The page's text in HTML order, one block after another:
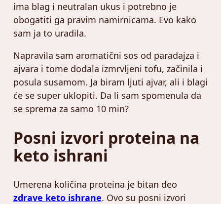
ima blag i neutralan ukus i potrebno je
obogatiti ga pravim namirnicama. Evo kako
sam ja to uradila.
Napravila sam aromatični sos od paradajza i
ajvara i tome dodala izmrvljeni tofu, začinila i
posula susamom. Ja biram ljuti ajvar, ali i blagi
će se super uklopiti. Da li sam spomenula da
se sprema za samo 10 min?
Posni izvori proteina na
keto ishrani
Umerena količina proteina je bitan deo
zdrave keto ishrane. Ovo su posni izvori